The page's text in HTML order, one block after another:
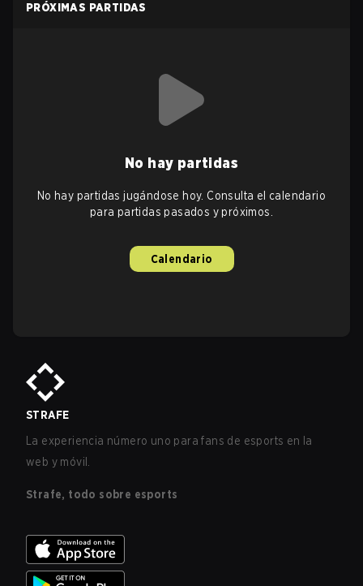
PRÓXIMAS PARTIDAS
No hay partidas
No hay partidas jugándose hoy. Consulta el calendario
para partidas pasados y próximos.
Calendario
STRAFE
La experiencia número uno para fans de esports en la
web y móvil.
Strafe, todo sobre esports